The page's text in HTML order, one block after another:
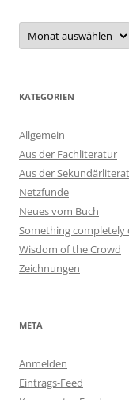
Archiv
KATEGORIEN
Allgemein
Aus der Fachliteratur
Aus der
Netzfunde
Neues vom Buch
Something
Wisdom of the Crowd
Zeichnungen
META
Anmelden
Eintrags-Feed